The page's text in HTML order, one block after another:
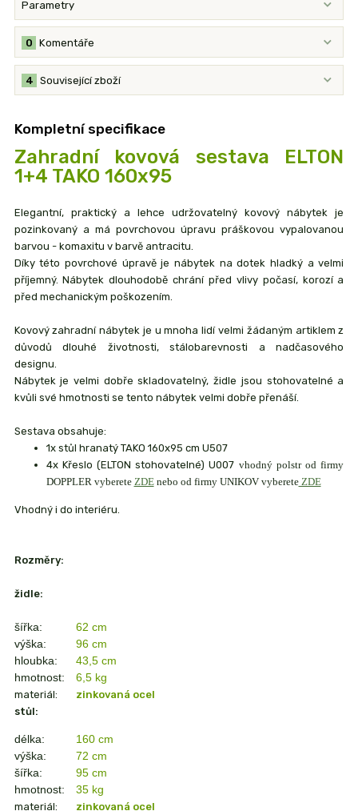
Parametry
Komentáře
0
Související zboží
4
Kompletní specifikace
Zahradní kovová sestava ELTON
1+4 TAKO 160x95
Elegantní, praktický a lehce udržovatelný kovový nábytek je
pozinkovaný a má povrchovou úpravu práškovou vypalovanou
barvou - komaxitu v barvě antracitu.
Díky této povrchové úpravě je nábytek na dotek hladký a velmi
příjemný. Nábytek dlouhodobě chrání před vlivy počasí, korozí a
před mechanickým poškozením.
Kovový zahradní nábytek je u mnoha lidí velmi žádaným artiklem z
důvodů dlouhé životnosti, stálobarevnosti a nadčasového
designu.
Nábytek je velmi dobře skladovatelný, židle jsou stohovatelné a
kvůli své hmotnosti se tento nábytek velmi dobře přenáší.
Sestava obsahuje:
1x stůl hranatý TAKO 160x95 cm U507
4x Křeslo (ELTON stohovatelné) U007 vhodný polstr od firmy
DOPPLER vyberete ZDEnebo od firmy UNIKOV vybereteZDE
Vhodný i do interiéru.
Rozměry:
židle:
šířka:
62 cm
výška:
96 cm
hloubka:
43,5 cm
hmotnost:
6,5 kg
materiál:
zinkovaná ocel
stůl:
délka:
160 cm
výška:
72 cm
šířka:
95 cm
hmotnost:
35 kg
materiál: zinkovaná ocel